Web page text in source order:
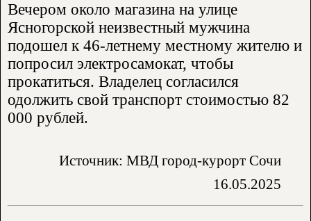
Вечером около магазина на улице
Ясногорской неизвестный мужчина
подошел к 46-летнему местному жителю и
попросил электросамокат, чтобы
прокатиться. Владелец согласился
одолжить свой транспорт стоимостью 82
000 рублей.
Источник: МВД город-курорт Сочи
16.05.2025